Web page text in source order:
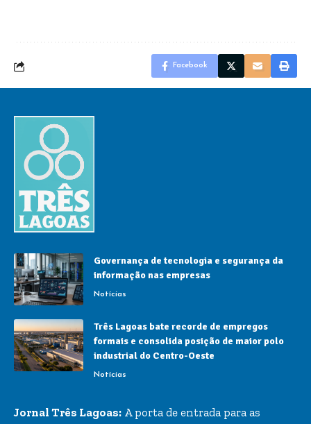
Facebook
Governança de tecnologia e segurança da
informação nas empresas
Notícias
Três Lagoas bate recorde de empregos
formais e consolida posição de maior polo
industrial do Centro-Oeste
Notícias
Jornal Três Lagoas: A porta de entrada para as